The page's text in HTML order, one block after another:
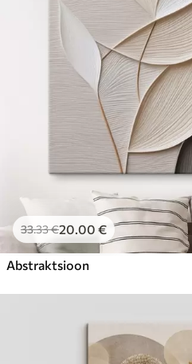
Hind Alates .00
33.33€20.00 €
Abstraktsioon